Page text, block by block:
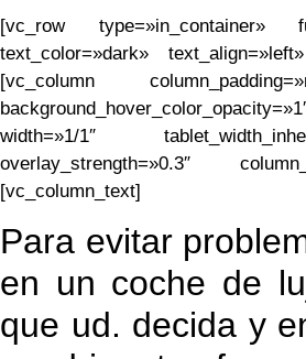
[vc_row type=»in_container»
text_color=»dark»
[vc_column
width=»1/1″
overlay_strength=»0.3″
[vc_column_text]
Para evitar
en un coche de
que ud. decida y